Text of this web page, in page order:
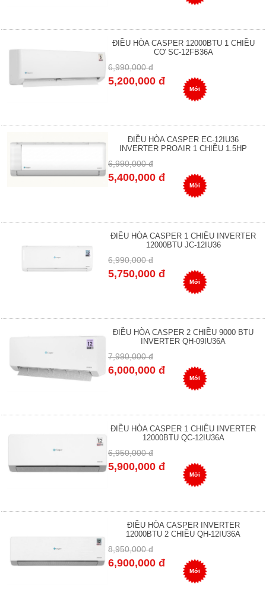
ĐIỀU HÒA CASPER 12000BTU 1 CHIỀU
CƠ SC-12FB36A
6,990,000 đ
5,200,000 đ
Mới
ĐIỀU HÒA CASPER EC-12IU36
INVERTER PROAIR 1 CHIỀU 1.5HP
6,990,000 đ
5,400,000 đ
Mới
ĐIỀU HÒA CASPER 1 CHIỀU INVERTER
12000BTU JC-12IU36
6,990,000 đ
5,750,000 đ
Mới
ĐIỀU HÒA CASPER 2 CHIỀU 9000 BTU
INVERTER QH-09IU36A
7,990,000 đ
6,000,000 đ
Mới
ĐIỀU HÒA CASPER 1 CHIỀU INVERTER
12000BTU QC-12IU36A
6,950,000 đ
5,900,000 đ
Mới
ĐIỀU HÒA CASPER INVERTER
12000BTU 2 CHIỀU QH-12IU36A
8,950,000 đ
6,900,000 đ
Mới